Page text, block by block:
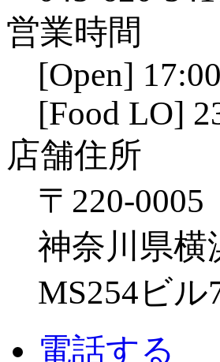
営業時間
[Open]
[Food LO]
店舗住所
〒220-0005
神奈川県横
MS254ビル
電話する